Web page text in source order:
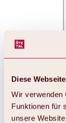
Diese
Wir verwenden
Funktionen für
unsere